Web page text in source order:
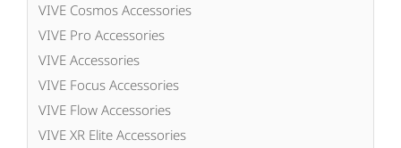
VIVE Cosmos Accessories
VIVE Pro Accessories
VIVE Accessories
VIVE Focus Accessories
VIVE Flow Accessories
VIVE XR Elite Accessories